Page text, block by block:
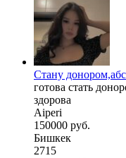
Стану
готова стать
здорова
Aiperi
150000 руб.
Бишкек
2715